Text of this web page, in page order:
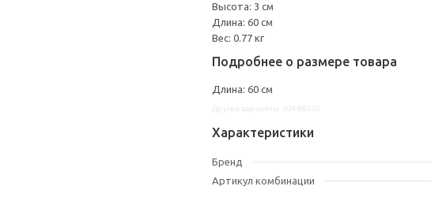
Высота: 3 см
Длина: 60 см
Вес: 0.77 кг
Подробнее о размере товара
Длина: 60 см
Характеристики
Бренд
Артикул комбинации